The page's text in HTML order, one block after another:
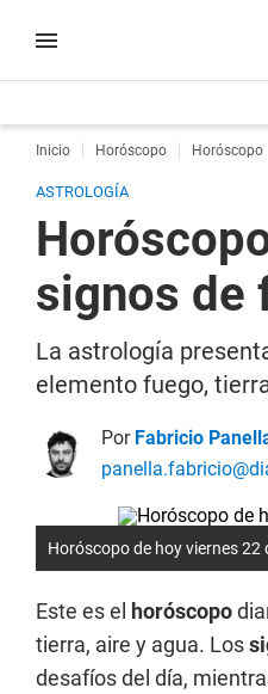
Inicio Horóscopo Horóscopo
ASTROLOGÍA
signos de
La astrología
elemento fuego,
Por Fabricio
Horóscopo de hoy viernes
Este es el horóscopo
tierra, aire y agua. Los
desafíos del día,